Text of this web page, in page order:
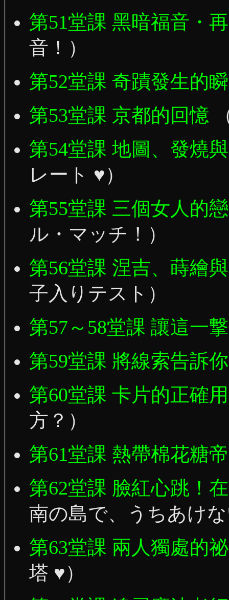
第51堂課 黑暗福音・
音！）
第52堂課 奇蹟發生的
第53堂課 京都的回憶
第54堂課 地圖、發燒
レート ♥）
第55堂課 三個女人的
ル・マッチ！）
第56堂課 涅吉、蒔繪
子入りテスト）
第57～58堂課 讓這一
第59堂課 將線索告訴你
第60堂課 卡片的正確
方？）
第61堂課 熱帶棉花糖
第62堂課 臉紅心跳！
南の島で、うちあけ
第63堂課 兩人獨處的
塔 ♥）